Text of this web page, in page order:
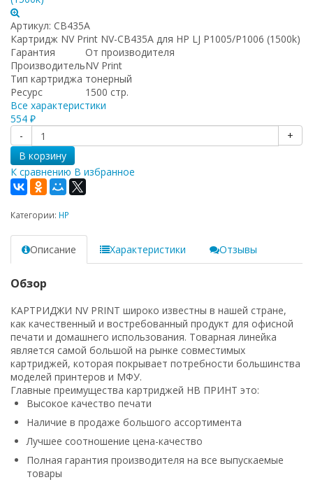
Артикул: CB435A
Картридж NV Print NV-CB435A для HP LJ P1005/P1006 (1500k)
Гарантия
От производителя
ПроизводительNV Print
Тип картриджа тонерный
Ресурс
1500 стр.
Все характеристики
554 ₽
-
+
В корзину
К сравнению В избранное
Категории: HP
Описание Характеристики Отзывы
Обзор
КАРТРИДЖИ NV PRINT широко известны в нашей стране,
как качественный и востребованный продукт для офисной
печати и домашнего использования. Товарная линейка
является самой большой на рынке совместимых
картриджей, которая покрывает потребности большинства
моделей принтеров и МФУ.
Главные преимущества картриджей НВ ПРИНТ это:
Высокое качество печати
Наличие в продаже большого ассортимента
Лучшее соотношение цена-качество
Полная гарантия производителя на все выпускаемые
товары